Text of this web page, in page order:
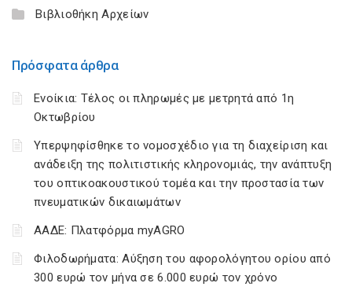
Βιβλιοθήκη Αρχείων
Πρόσφατα άρθρα
Ενοίκια: Τέλος οι πληρωμές με μετρητά από 1η
Οκτωβρίου
Υπερψηφίσθηκε το νομοσχέδιο για τη διαχείριση και
ανάδειξη της πολιτιστικής κληρονομιάς, την ανάπτυξη
του οπτικοακουστικού τομέα και την προστασία των
πνευματικών δικαιωμάτων
ΑΑΔΕ: Πλατφόρμα myAGRO
Φιλοδωρήματα: Αύξηση του αφορολόγητου ορίου από
300 ευρώ τον μήνα σε 6.000 ευρώ τον χρόνο